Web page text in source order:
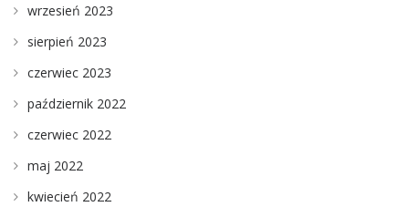
wrzesień 2023
sierpień 2023
czerwiec 2023
październik 2022
czerwiec 2022
maj 2022
kwiecień 2022